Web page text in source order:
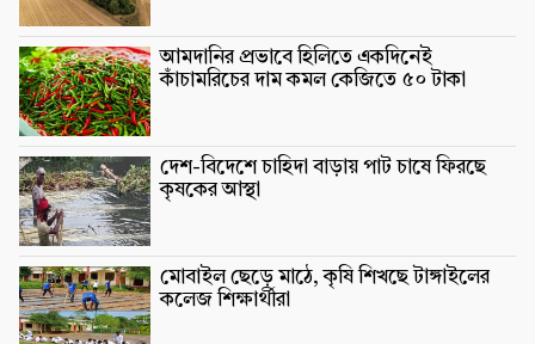
আমদানির প্রভাবে হিলিতে একদিনেই
কাঁচামরিচের দাম কমল কেজিতে ৫০ টাকা
দেশ-বিদেশে চাহিদা বাড়ায় পাট চাষে ফিরছে
কৃষকের আস্থা
মোবাইল ছেড়ে মাঠে, কৃষি শিখছে টাঙ্গাইলের
কলেজ শিক্ষার্থীরা